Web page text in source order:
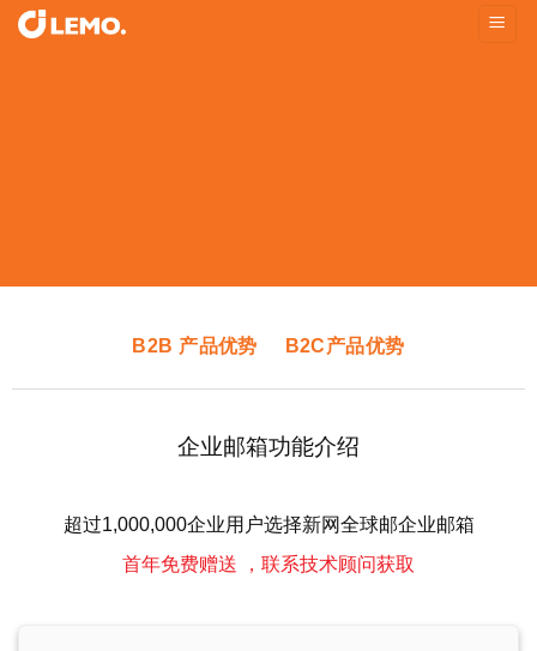
Skip
B2B 产品优势 B2C产品优势
企业邮箱功能介绍
超过1,000,000企业用户选择新网全球邮企业邮箱
首年免费赠送 ，联系技术顾问获取